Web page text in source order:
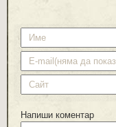
Напиши коментар